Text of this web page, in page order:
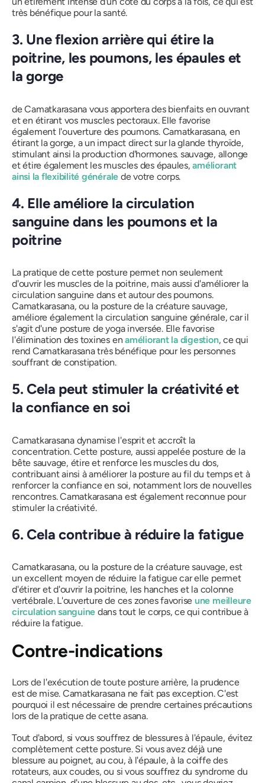
très bénéfique pour la santé.
3. Une flexion arrière qui étire la
poitrine, les poumons, les épaules et
la gorge
de Camatkarasana vous apportera des bienfaits en ouvrant
et en étirant vos muscles pectoraux. Elle favorise
également l'ouverture des poumons. Camatkarasana, en
étirant la gorge, a un impact direct sur la glande thyroïde,
stimulant ainsi la production d'hormones. sauvage, allonge
et étire également les muscles des épaules,améliorant
ainsi la flexibilité générale de votre corps.
4. Elle améliore la circulation
sanguine dans les poumons et la
poitrine
La pratique de cette posture permet non seulement
d'ouvrir les muscles de la poitrine, mais aussi d'améliorer la
circulation sanguine dans et autour des poumons.
Camatkarasana, ou la posture de la créature sauvage,
améliore également la circulation sanguine générale, car il
s'agit d'une posture de yoga inversée. Elle favorise
l'élimination des toxines enaméliorant la digestion, ce qui
rend Camatkarasanatrès bénéfique pour les personnes
souffrant de constipation.
5. Cela peut stimuler la créativité et
la confiance en soi
Camatkarasana dynamise l'esprit et accroît la
concentration.Cette posture, aussi appelée posture de la
bête sauvage, étire et renforce les muscles du dos,
contribuant ainsi à améliorer la posture au fil du temps et à
renforcer la confiance en soi, notamment lors de nouvelles
rencontres.Camatkarasana est également reconnue pour
stimuler la créativité.
6. Cela contribue à réduire la fatigue
Camatkarasana, ou la posture de la créature sauvage, est
un excellent moyen de réduire la fatigue car elle permet
d'étirer et d'ouvrir la poitrine, les hanches et la colonne
vertébrale. L'ouverture de ces zones favorise une meilleure
circulation sanguine dans tout le corps, ce qui contribue à
réduire la fatigue.
Contre-indications
Lors de l'exécution de toute posture arrière, la prudence
est de mise. Camatkarasanane fait pas exception. C'est
pourquoi il est nécessaire de prendre certaines précautions
lors de la pratique de cetteasana.
Tout d'abord, si vous souffrez de blessures à l'épaule, évitez
complètement cette posture. Si vous avez déjà une
blessure au poignet, au cou, à l'épaule, à la coiffe des
rotateurs, aux coudes, ou si vous souffrez du syndrome du